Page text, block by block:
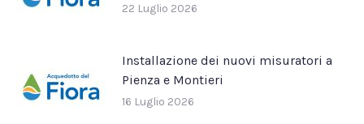
22 Luglio 2026
Installazione dei nuovi misuratori a
Pienza e Montieri
16 Luglio 2026